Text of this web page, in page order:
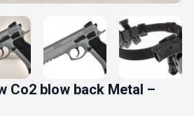
Co2 blow back Metal –